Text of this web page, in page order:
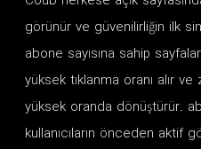
görünür ve güvenilirliğin ilk
abone sayısına sahip
yüksek tıklanma oranı alır
yüksek oranda dönüştürür.
kullanıcıların önceden aktif